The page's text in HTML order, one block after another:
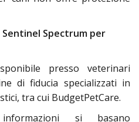
Sentinel Spectrum per
presso veterinari
di fiducia specializzati in
tra cui BudgetPetCare.
si basano